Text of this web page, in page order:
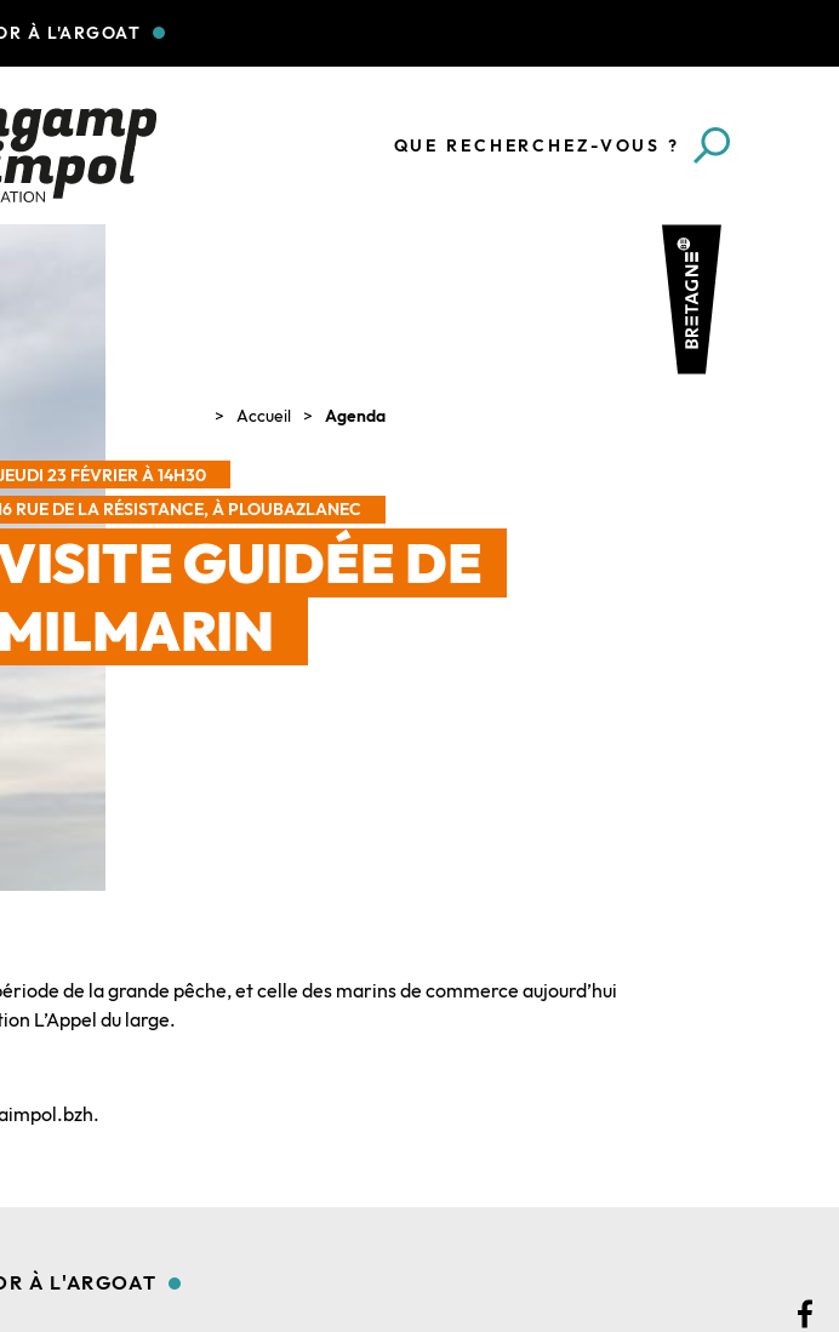
À L'ARGOAT
QUE RECHERCHEZ-VOUS ?
Accueil Agenda
23 FÉVRIER À 14H30
RUE DE LA RÉSISTANCE, À PLOUBAZLANEC
GUIDÉE DE
MILMARIN
de la grande pêche, et celle des marins de commerce aujourd’hui
L’Appel du large.
À L'ARGOAT